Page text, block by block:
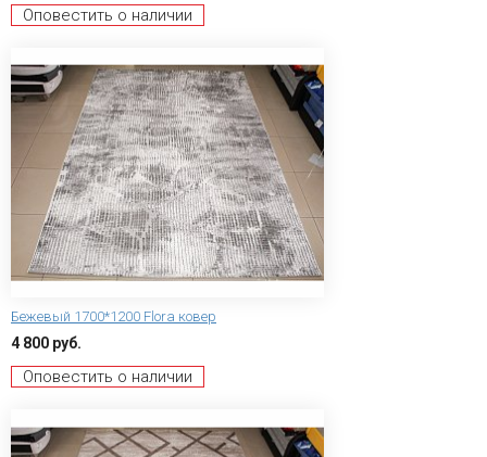
Оповестить о наличии
Бежевый 1700*1200 Flora ковер
4 800 руб.
Оповестить о наличии